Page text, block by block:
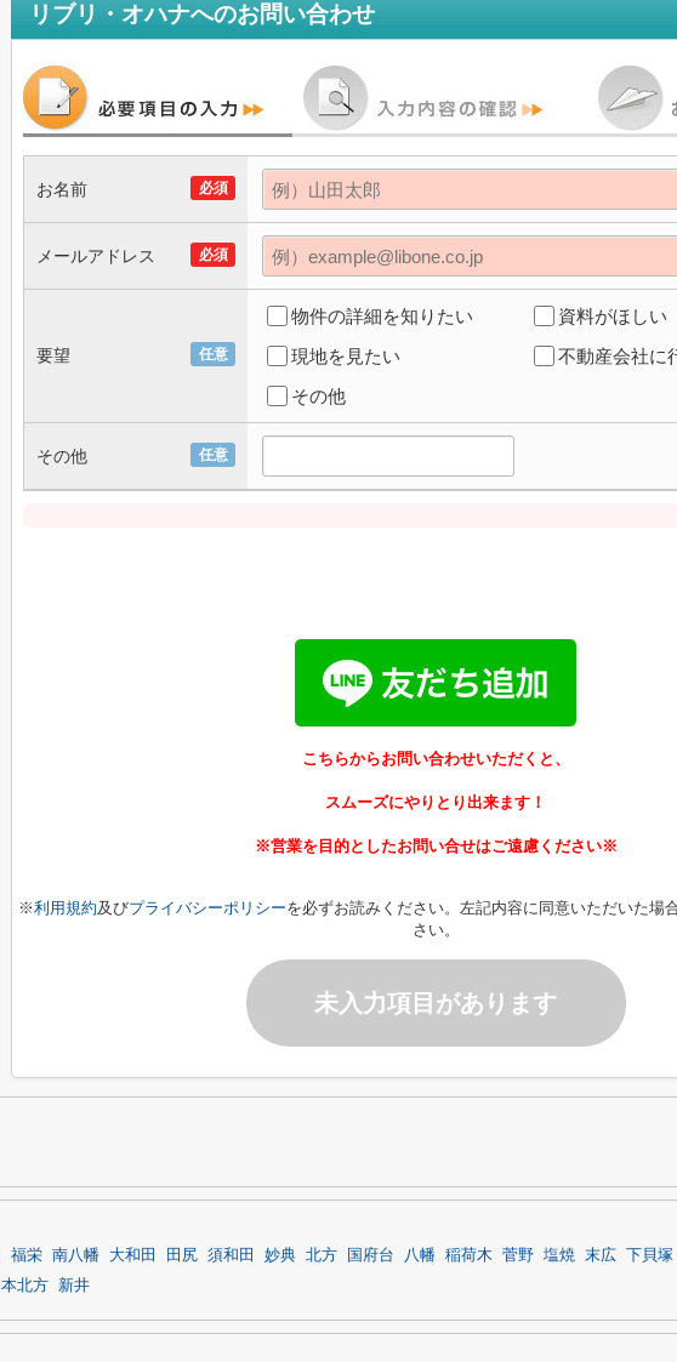
リブリ・オハナへのお問い合わせ
必須
お名前
必須
メールアドレス
任意
要望
物件の詳細を知りたい
資料がほしい
現地を見たい
不動産会社に
その他
任意
その他
こちらからお問い合わせいただくと、
スムーズにやりとり出来ます！
※営業を目的としたお問い合せはご遠慮ください※
※利用規約及びプライバシーポリシーを必ずお読みください。左記内容に同意いただいた場
さい。
未入力項目があります
福栄 南八幡 大和田 田尻 須和田 妙典 北方 国府台 八幡 稲荷木 菅野 塩焼 末広 下貝塚
本北方 新井